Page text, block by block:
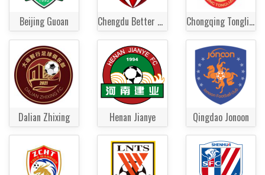
Beijing Guoan Chengdu Better City FC Chongqing Tongliang Long
Dalian Zhixing Henan Jianye Qingdao Jonoon